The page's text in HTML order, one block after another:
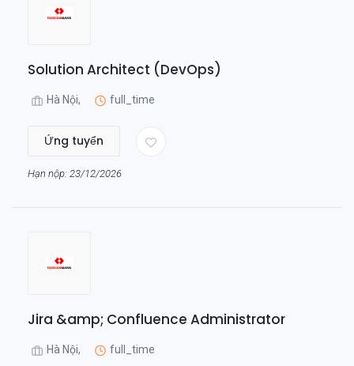
Solution Architect (DevOps)
Hà Nội, full_time
Ứng tuyển
Hạn nộp: 23/12/2026
Jira &amp; Confluence Administrator
Hà Nội, full_time